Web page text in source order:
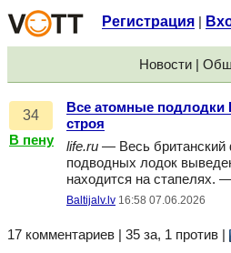
Регистрация
Новости |
34
В пену
Все атомные
строя
life.ru — Весь
подводных лодок
находится на стапелях.
Baltijalv.lv 16:58 07.06.2026
17 комментариев | 35 за, 1 против